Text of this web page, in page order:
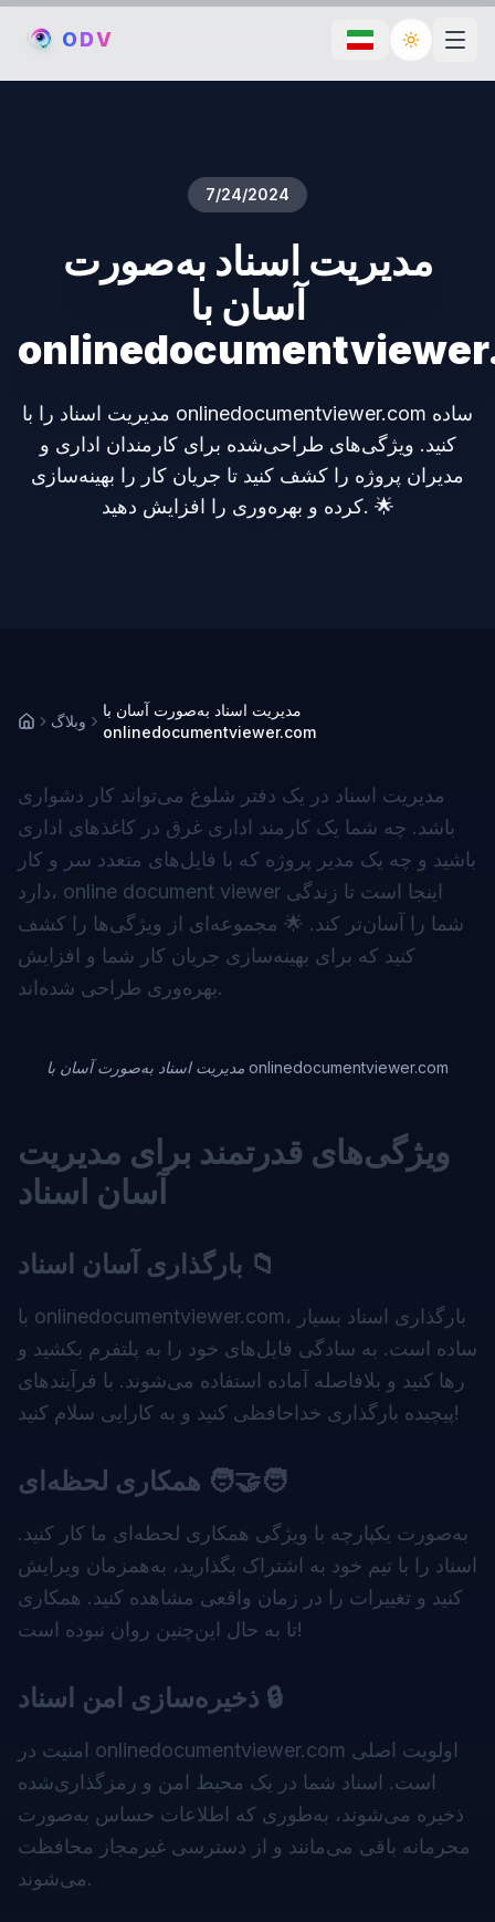
ODV Toggle
7/24/2024
مدیریت اسناد به‌صورت
آسان با
مدیریت اسناد را با onlinedocumentviewer.com ساده
کنید. ویژگی‌های طراحی‌شده برای کارمندان اداری و
مدیران پروژه را کشف کنید تا جریان کار را بهینه‌سازی
کرده و بهره‌وری را افزایش دهید. 🌟
وبلاگ
مدیریت اسناد به‌صورت آسان با
onlinedocumentviewer.com
مدیریت اسناد در یک دفتر شلوغ می‌تواند کار دشواری
باشد. چه شما یک کارمند اداری غرق در کاغذهای اداری
باشید و چه یک مدیر پروژه که با فایل‌های متعدد سر و کار
دارد، online document viewer
شما را آسان‌تر کند. 🌟 مجموعه‌ای از ویژگی‌ها را کشف
کنید که برای بهینه‌سازی جریان کار شما و افزایش
بهره‌وری طراحی شده‌اند.
مدیریت اسناد به‌صورت آسان با onlinedocumentviewer.com
ویژگی‌های قدرتمند برای مدیریت
آسان اسناد
بارگذاری آسان اسناد 📁
با onlinedocumentviewer.com، بارگذاری اسناد بسیار
ساده است. به سادگی فایل‌های خود را به پلتفرم بکشید و
رها کنید و بلافاصله آماده استفاده می‌شوند. با فرآیندهای
پیچیده بارگذاری خداحافظی کنید و به کارایی سلام کنید!
همکاری لحظه‌ای 🧑‍🤝‍🧑
به‌صورت یکپارچه با ویژگی همکاری لحظه‌ای ما کار کنید.
اسناد را با تیم خود به اشتراک بگذارید، به‌همزمان ویرایش
کنید و تغییرات را در زمان واقعی مشاهده کنید. همکاری
تا به حال این‌چنین روان نبوده است!
ذخیره‌سازی امن اسناد 🔒
onlinedocumentviewer.com
است. اسناد شما در یک محیط امن و رمزگذاری‌شده
ذخیره می‌شوند، به‌طوری که اطلاعات حساس به‌صورت
محرمانه باقی می‌مانند و از دسترسی غیرمجاز محافظت
می‌شوند.